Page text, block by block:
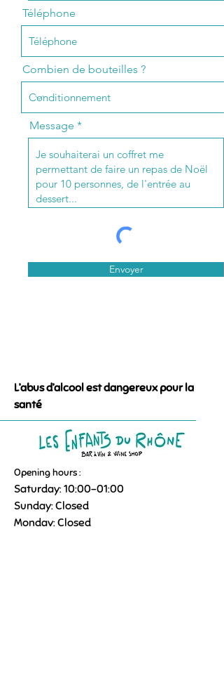
Téléphone
Combien de bouteilles ?
Message
Envoyer
L’abus d’alcool est dangereux pour la
santé
Opening hours :
Saturday: 10:00–01:00
Sunday: Closed
Monday: Closed